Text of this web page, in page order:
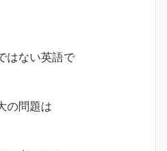
はない英語で
の問題は